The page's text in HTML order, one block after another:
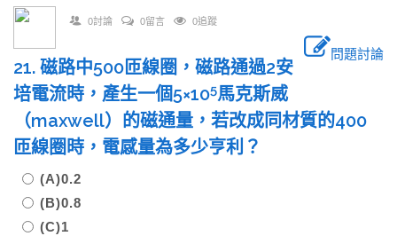
0討論 0留言 0追蹤
問題討論
21. 磁路中500匝線圈，磁路通過2安
培電流時，產生一個5×105馬克斯威
（maxwell）的磁通量，若改成同材質的400
匝線圈時，電感量為多少亨利？
(A)0.2
(B)0.8
(C)1